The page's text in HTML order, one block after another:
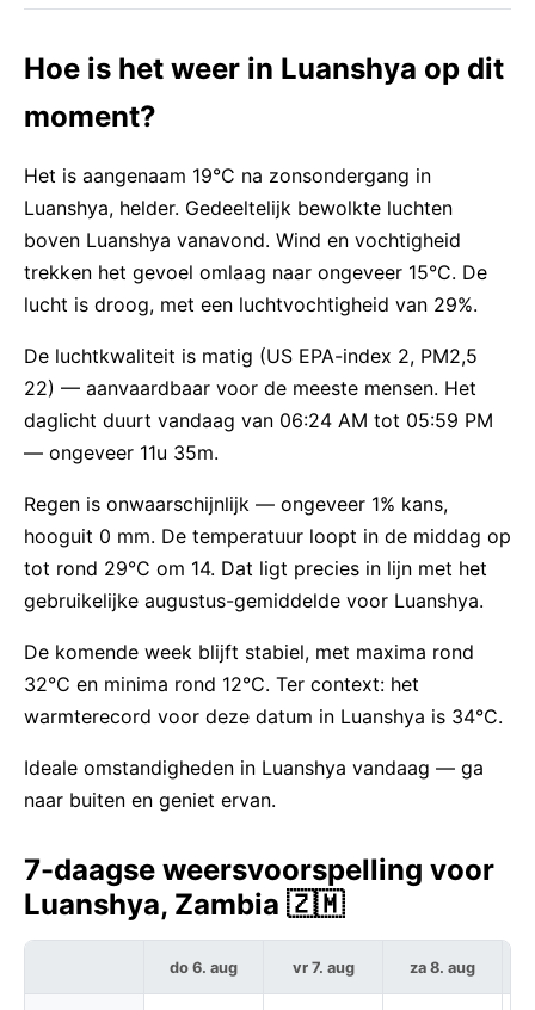
Hoe is het weer in Luanshya op dit
moment?
Het is aangenaam 19°C na zonsondergang in
Luanshya, helder. Gedeeltelijk bewolkte luchten
boven Luanshya vanavond. Wind en vochtigheid
trekken het gevoel omlaag naar ongeveer 15°C. De
lucht is droog, met een luchtvochtigheid van 29%.
De luchtkwaliteit is matig (US EPA-index 2, PM2,5
22) — aanvaardbaar voor de meeste mensen. Het
daglicht duurt vandaag van 06:24 AM tot 05:59 PM
— ongeveer 11u 35m.
Regen is onwaarschijnlijk — ongeveer 1% kans,
hooguit 0 mm. De temperatuur loopt in de middag op
tot rond 29°C om 14. Dat ligt precies in lijn met het
gebruikelijke augustus-gemiddelde voor Luanshya.
De komende week blijft stabiel, met maxima rond
32°C en minima rond 12°C. Ter context: het
warmterecord voor deze datum in Luanshya is 34°C.
Ideale omstandigheden in Luanshya vandaag — ga
naar buiten en geniet ervan.
7-daagse weersvoorspelling voor
Luanshya, Zambia 🇿🇲
do 6. aug vr 7. aug za 8. aug